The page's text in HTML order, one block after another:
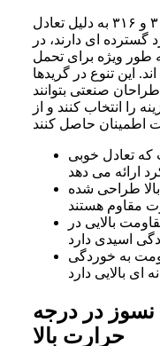
به عنوان مثال، گریدهایی مانند ۳۰۴ و ۳۱۶ به دلیل تعادل
ای دارند، در
که گریدهای ۳۰۹ و ۳۱۰ به طور ویژه برای تحمل
این تنوع در گریدها
صنعتی بتوانند
را انتخاب کنند و از
که تعادل خوبی
طراحی شده
بالایی در
به خوردگی
نسوز در درجه
حرارت بالا